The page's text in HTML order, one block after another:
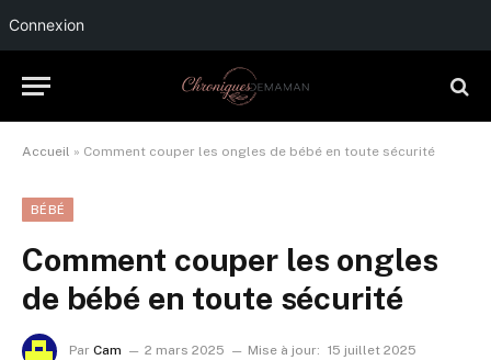
Connexion
Accueil » Comment couper les ongles de bébé en toute sécurité
BÉBÉ
Comment couper les ongles
de bébé en toute sécurité
Par Cam 2 mars 2025 Mise à jour: 15 juillet 2025